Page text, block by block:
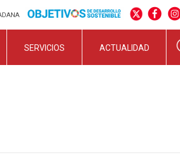
SERVICIOS ACTUALIDAD